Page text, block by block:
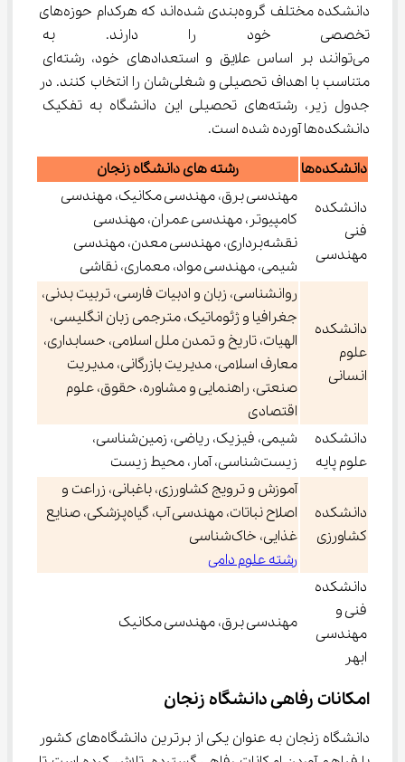
دانشکده مختلف گروه‌بندی شده‌اند که هرکدام حوزه‌های
تخصصی خود را دارند. به
می‌توانند بر اساس علایق و استعدادهای خود، رشته‌ای
متناسب با اهداف تحصیلی و شغلی‌شان را انتخاب کنند. در
جدول زیر، رشته‌های تحصیلی این دانشگاه به تفکیک
دانشکده‌ها آورده شده است.
دانشکده‌ها
رشته های دانشگاه زنجان
دانشکده
فنی
مهندسی
مهندسی برق، مهندسی مکانیک، مهندسی
کامپیوتر، مهندسی عمران، مهندسی
نقشه‌برداری، مهندسی معدن، مهندسی
شیمی، مهندسی مواد، معماری، نقاشی
دانشکده
علوم
انسانی
روانشناسی، زبان و ادبیات فارسی، تربیت بدنی،
جغرافیا و ژئوماتیک، مترجمی زبان انگلیسی،
الهیات، تاریخ و تمدن ملل اسلامی، حسابداری،
معارف اسلامی، مدیریت بازرگانی، مدیریت
صنعتی، راهنمایی و مشاوره، حقوق، علوم
اقتصادی
دانشکده
علوم پایه
شیمی، فیزیک، ریاضی، زمین‌شناسی،
زیست‌شناسی، آمار، محیط زیست
دانشکده
کشاورزی
آموزش و ترویج کشاورزی، باغبانی، زراعت و
اصلاح نباتات، مهندسی آب، گیاه‌پزشکی، صنایع
غذایی، خاک‌شناسی
رشته علوم دامی
دانشکده
فنی و
مهندسی
ابهر
مهندسی برق، مهندسی مکانیک
امکانات رفاهی دانشگاه زنجان
دانشگاه زنجان به عنوان یکی از برترین دانشگاه‌های کشور